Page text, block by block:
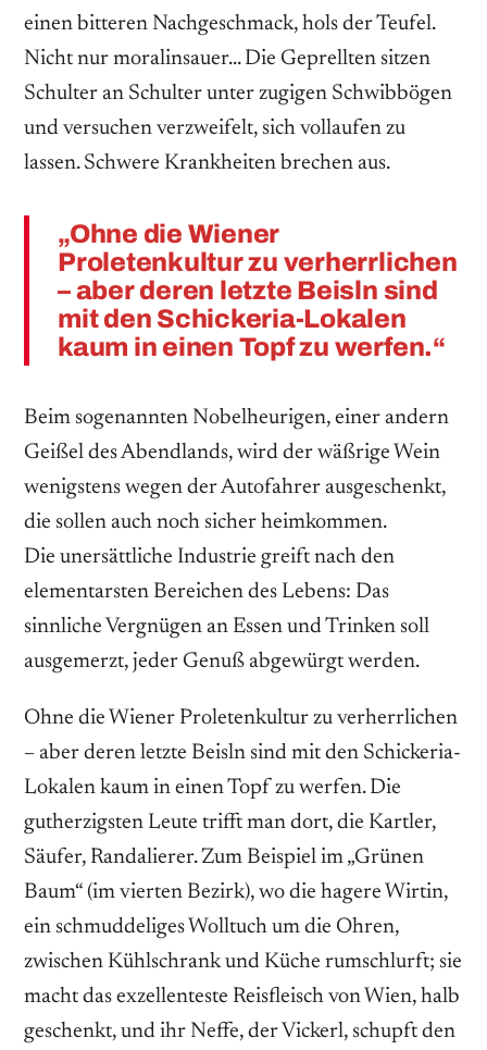
einen bitteren Nachgeschmack, hols der Teufel.
Nicht nur moralinsauer… Die Geprellten sitzen
Schulter an Schulter unter zugigen Schwibbögen
und versuchen verzweifelt, sich vollaufen zu
lassen. Schwere Krankheiten brechen aus.
„Ohne die Wiener
Proletenkultur zu verherrlichen
– aber deren letzte Beisln sind
mit den Schickeria-Lokalen
kaum in einen Topf zu werfen.“
Beim sogenannten Nobelheurigen, einer andern
Geißel des Abendlands, wird der wäßrige Wein
wenigstens wegen der Autofahrer ausgeschenkt,
die sollen auch noch sicher heimkommen.
Die unersättliche Industrie greift nach den
elementarsten Bereichen des Lebens: Das
sinnliche Vergnügen an Essen und Trinken soll
ausgemerzt, jeder Genuß abgewürgt werden.
Ohne die Wiener Proletenkultur zu verherrlichen
– aber deren letzte Beisln sind mit den Schickeria-
Lokalen kaum in einen Topf zu werfen. Die
gutherzigsten Leute trifft man dort, die Kartler,
Säufer, Randalierer. Zum Beispiel im „Grünen
Baum“ (im vierten Bezirk), wo die hagere Wirtin,
ein schmuddeliges Wolltuch um die Ohren,
zwischen Kühlschrank und Küche rumschlurft; sie
macht das exzellenteste Reisfleisch von Wien, halb
geschenkt, und ihr Neffe, der Vickerl, schupft den